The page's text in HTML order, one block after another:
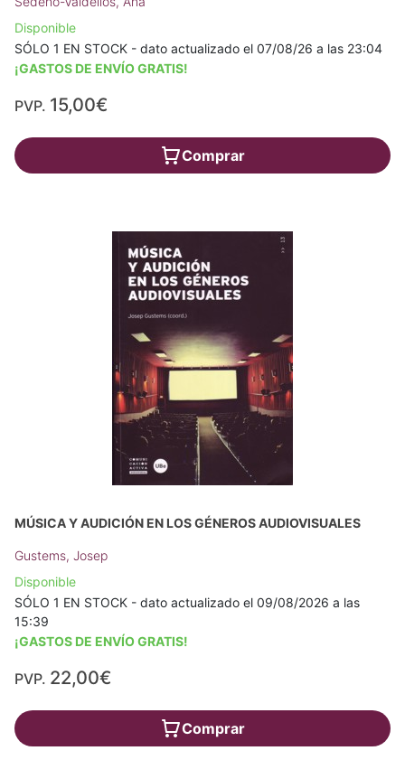
Disponible
SÓLO 1 EN STOCK - dato actualizado el 07/08/26 a las 23:04
¡GASTOS DE ENVÍO GRATIS!
PVP. 15,00€
Comprar
MÚSICA Y AUDICIÓN EN LOS GÉNEROS AUDIOVISUALES
Gustems, Josep
Disponible
SÓLO 1 EN STOCK - dato actualizado el 09/08/2026 a las
15:39
¡GASTOS DE ENVÍO GRATIS!
PVP. 22,00€
Comprar